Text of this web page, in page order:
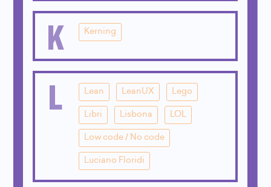
K Kerning
L Lean LeanUX Lego
Libri Lisbona LOL
Low code / No code
Luciano Floridi